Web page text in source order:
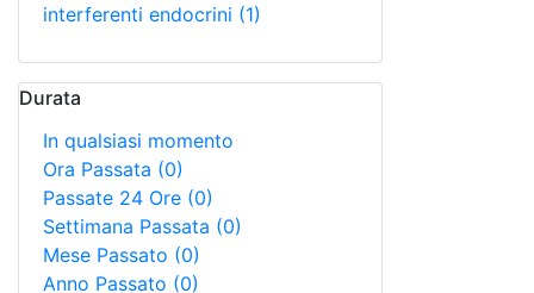
interferenti endocrini (1)
Durata
In qualsiasi momento
Ora Passata (0)
Passate 24 Ore (0)
Settimana Passata (0)
Mese Passato (0)
Anno Passato (0)